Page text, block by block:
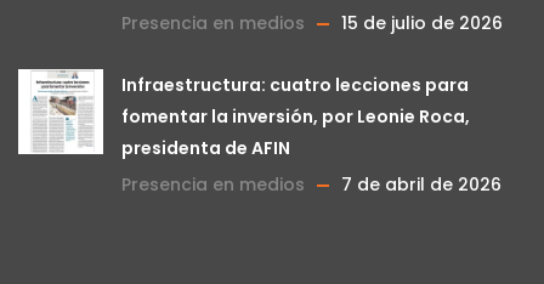
Presencia en medios
15 de julio de 2026
Infraestructura: cuatro lecciones para
fomentar la inversión, por Leonie Roca,
presidenta de AFIN
Presencia en medios
7 de abril de 2026